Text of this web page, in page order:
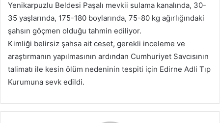
Yenikarpuzlu Beldesi Paşalı mevkii sulama kanalında, 30-
35 yaşlarında, 175-180 boylarında, 75-80 kg ağırlığındaki
şahsın göçmen olduğu tahmin ediliyor.
Kimliği belirsiz şahsa ait ceset, gerekli inceleme ve
araştırmanın yapılmasının ardından Cumhuriyet Savcısının
talimatı ile kesin ölüm nedeninin tespiti için Edirne Adli Tıp
Kurumuna sevk edildi.